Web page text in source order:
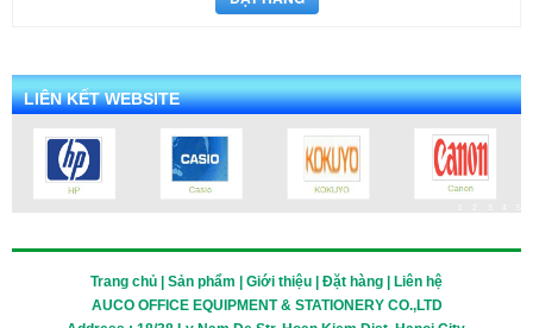
LIÊN KẾT WEBSITE
Trang chủ | Sản phẩm | Giới thiệu | Đặt hàng | Liên hệ
AUCO OFFICE EQUIPMENT & STATIONERY CO.,LTD